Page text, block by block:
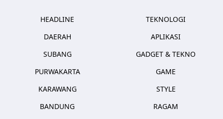
HEADLINE
DAERAH
SUBANG
PURWAKARTA
KARAWANG
BANDUNG
TEKNOLOGI
APLIKASI
GADGET & TEKNO
GAME
STYLE
RAGAM